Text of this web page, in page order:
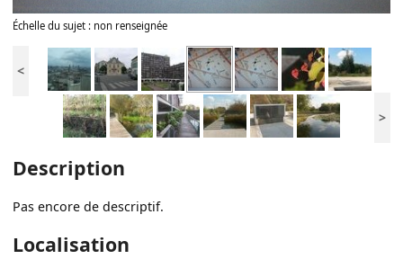
Échelle du sujet : non renseignée
<
>
Description
Pas encore de descriptif.
Localisation